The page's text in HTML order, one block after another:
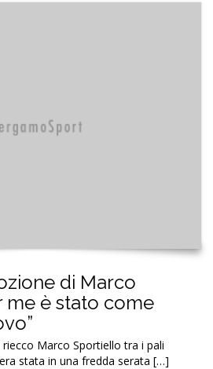
di Marco
me è stato come
Marco Sportiello tra i pali
stata in una fredda serata […]